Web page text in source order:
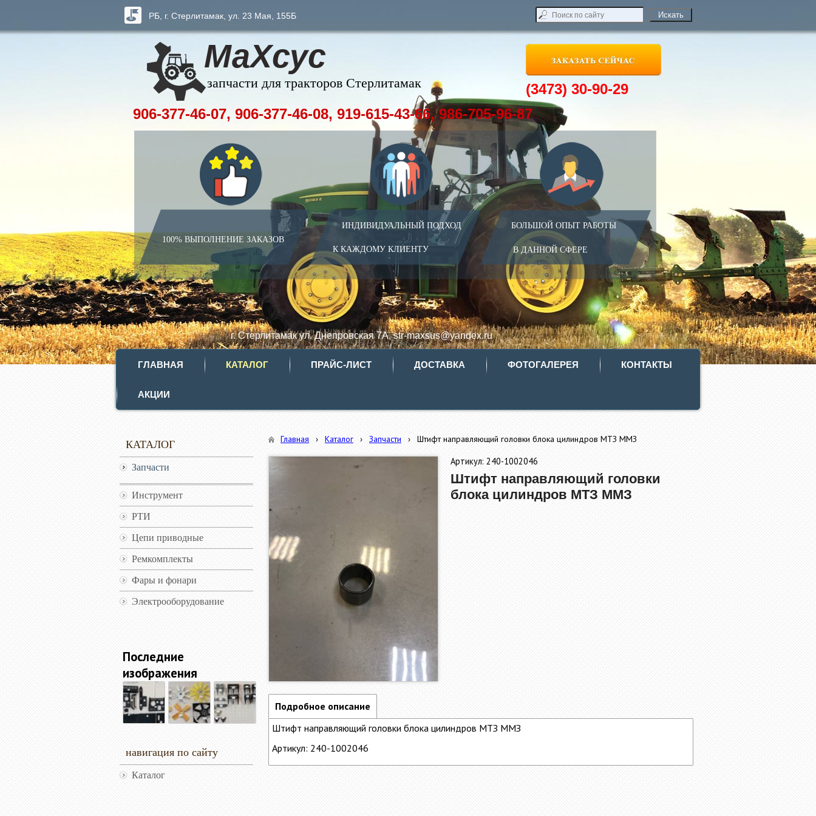
МаХсус
запчасти для тракторов Стерлитамак
100% ВЫПОЛНЕНИЕ ЗАКАЗОВ
ИНДИВИДУАЛЬНЫЙ ПОДХОД
К КАЖДОМУ КЛИЕНТУ
БОЛЬШОЙ ОПЫТ РАБОТЫ
В ДАННОЙ СФЕРЕ
РБ, г. Стерлитамак, ул. 23 Мая, 155Б
г. Стерлитамак ул. Днепровская 7А, str-maxsus@yandex.ru
906-377-46-07, 906-377-46-08, 919-615-43-66, 986-705-96-87
(3473) 30-90-29
ГЛАВНАЯ КАТАЛОГ ПРАЙС-ЛИСТ ДОСТАВКА ФОТОГАЛЕРЕЯ КОНТАКТЫ
АКЦИИ
КАТАЛОГ
Запчасти
Инструмент
РТИ
Цепи приводные
Ремкомплекты
Фары и фонари
Электрооборудование
Последние
изображения
навигация по сайту
Каталог
Главная › Каталог › Запчасти › Штифт направляющий головки блока цилиндров МТЗ ММЗ
Артикул: 240-1002046
Штифт направляющий головки
блока цилиндров МТЗ ММЗ
Подробное описание
Штифт направляющий головки блока цилиндров МТЗ ММЗ
Артикул: 240-1002046